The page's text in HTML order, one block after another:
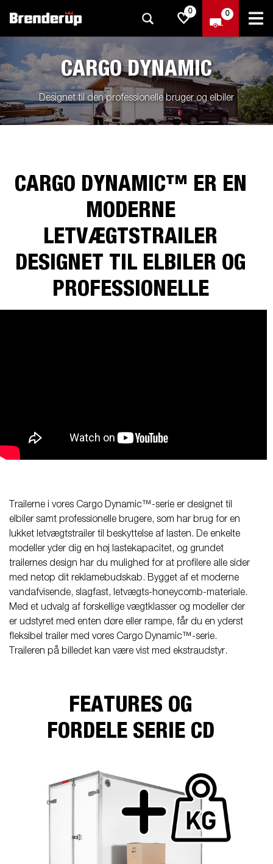
0 0
CARGO DYNAMIC
Designet til den professionelle bruger og elbiler
CARGO DYNAMIC™ ER EN
MODERNE
LETVÆGTSTRAILER
DESIGNET TIL ELBILER OG
PROFESSIONELLE
Trailerne i vores Cargo Dynamic™-serie er designet til
elbiler samt professionelle brugere, som har brug for en
lukket letvægtstrailer til beskyttelse af lasten. De enkelte
modeller yder dig en høj lastekapacitet, og grundet
trailernes design har du mulighed for at profilere alle sider
med netop dit reklamebudskab. Bygget af et moderne
vandafvisende, slagfast, letvægts-honeycomb-materiale.
Med et udvalg af forskellige vægtklasser og modeller der
er udstyret med enten døre eller rampe, får du en yderst
fleksibel trailer med vores Cargo Dynamic™-serie.
Traileren på billedet kan være vist med ekstraudstyr.
FEATURES OG
FORDELE SERIE CD